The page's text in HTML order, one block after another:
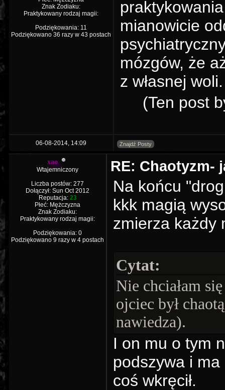
Znak Zodiaku:
Praktykowany rodzaj magii:
Podziękowania: 11
Podziękowano 36 razy w 43 postach
mianowicie
mózgów, że
z własnej woli.
(Ten post
06-08-2014, 14:09 Znajdź Posty
xao
Wtajemniczony
Liczba postów: 277
Dołączył: Sun Oct 2012
Reputacja: 23
Płeć: Mężczyzna
Znak Zodiaku:
Praktykowany rodzaj magii:
Podziękowania: 0
Podziękowano 9 razy w 4 postach
RE: Chaotyzm-
Na końcu
kkk magią
zmierza każdy
Cytat:
Nie chciałam
ojciec był
nawiedza).
I on mu o tym
podszywa i ma
coś wkręcił.